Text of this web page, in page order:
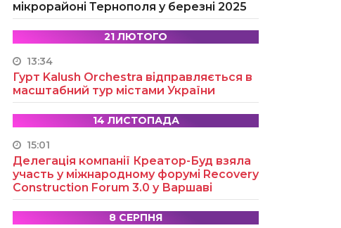
мікрорайоні Тернополя у березні 2025
21 ЛЮТОГО
13:34
Гурт Kalush Orchestra відправляється в
масштабний тур містами України
14 ЛИСТОПАДА
15:01
Делегація компанії Креатор-Буд взяла
участь у міжнародному форумі Recovery
Construction Forum 3.0 у Варшаві
8 СЕРПНЯ